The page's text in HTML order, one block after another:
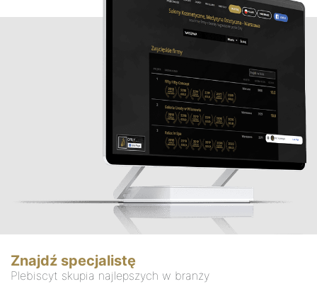
Znajdź specjalistę
Plebiscyt skupia najlepszych w branży